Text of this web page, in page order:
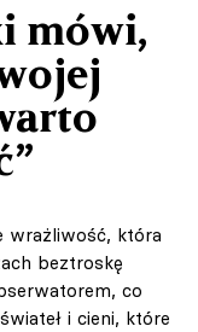
mówi,
wrażliwość, która
beztroskę
co
i cieni, które